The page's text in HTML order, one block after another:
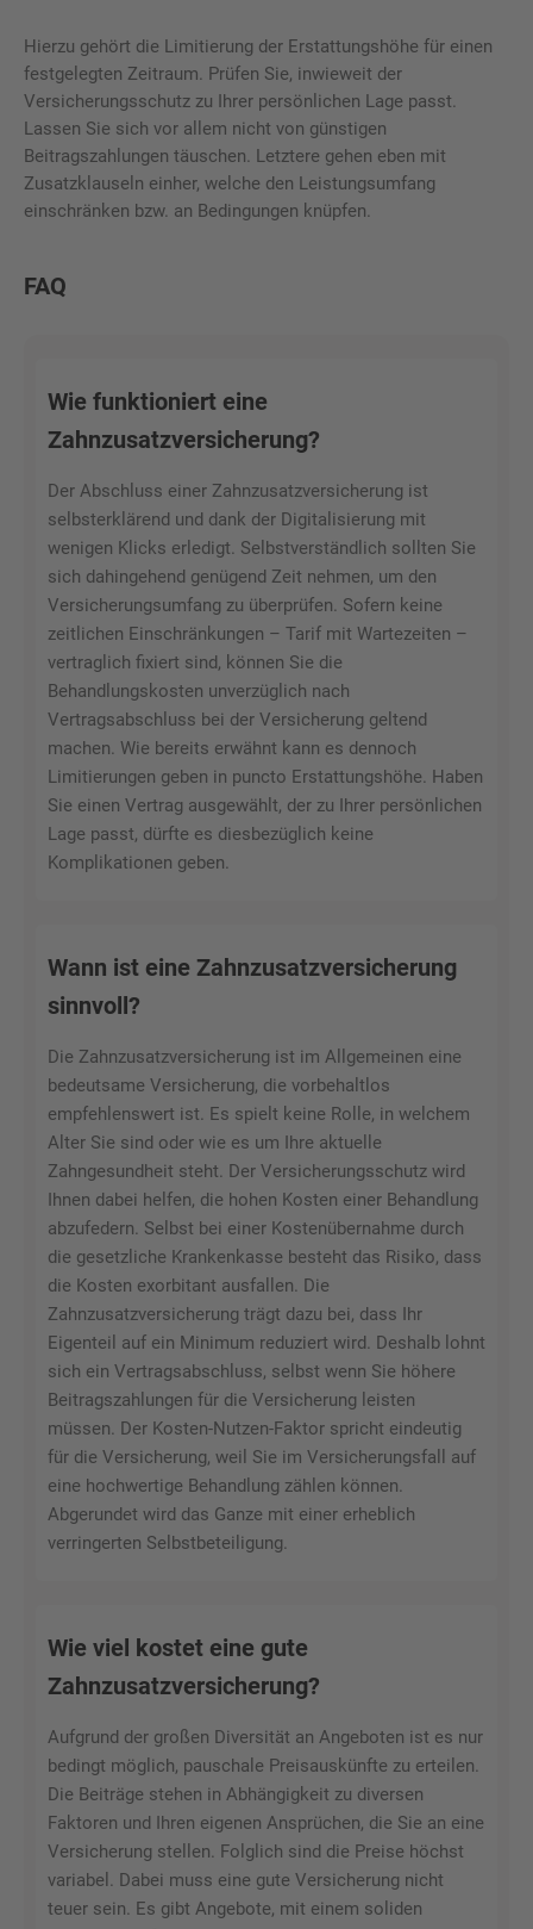
Hierzu gehört die Limitierung der Erstattungshöhe für einen
festgelegten Zeitraum. Prüfen Sie, inwieweit der
Versicherungsschutz zu Ihrer persönlichen Lage passt.
Lassen Sie sich vor allem nicht von günstigen
Beitragszahlungen täuschen. Letztere gehen eben mit
Zusatzklauseln einher, welche den Leistungsumfang
einschränken bzw. an Bedingungen knüpfen.
FAQ
Wie funktioniert eine
Zahnzusatzversicherung?
Der Abschluss einer Zahnzusatzversicherung ist
selbsterklärend und dank der Digitalisierung mit
wenigen Klicks erledigt. Selbstverständlich sollten Sie
sich dahingehend genügend Zeit nehmen, um den
Versicherungsumfang zu überprüfen. Sofern keine
zeitlichen Einschränkungen – Tarif mit Wartezeiten –
vertraglich fixiert sind, können Sie die
Behandlungskosten unverzüglich nach
Vertragsabschluss bei der Versicherung geltend
machen. Wie bereits erwähnt kann es dennoch
Limitierungen geben in puncto Erstattungshöhe. Haben
Sie einen Vertrag ausgewählt, der zu Ihrer persönlichen
Lage passt, dürfte es diesbezüglich keine
Komplikationen geben.
Wann ist eine Zahnzusatzversicherung
sinnvoll?
Die Zahnzusatzversicherung ist im Allgemeinen eine
bedeutsame Versicherung, die vorbehaltlos
empfehlenswert ist. Es spielt keine Rolle, in welchem
Alter Sie sind oder wie es um Ihre aktuelle
Zahngesundheit steht. Der Versicherungsschutz wird
Ihnen dabei helfen, die hohen Kosten einer Behandlung
abzufedern. Selbst bei einer Kostenübernahme durch
die gesetzliche Krankenkasse besteht das Risiko, dass
die Kosten exorbitant ausfallen. Die
Zahnzusatzversicherung trägt dazu bei, dass Ihr
Eigenteil auf ein Minimum reduziert wird. Deshalb lohnt
sich ein Vertragsabschluss, selbst wenn Sie höhere
Beitragszahlungen für die Versicherung leisten
müssen. Der Kosten-Nutzen-Faktor spricht eindeutig
für die Versicherung, weil Sie im Versicherungsfall auf
eine hochwertige Behandlung zählen können.
Abgerundet wird das Ganze mit einer erheblich
verringerten Selbstbeteiligung.
Wie viel kostet eine gute
Zahnzusatzversicherung?
Aufgrund der großen Diversität an Angeboten ist es nur
bedingt möglich, pauschale Preisauskünfte zu erteilen.
Die Beiträge stehen in Abhängigkeit zu diversen
Faktoren und Ihren eigenen Ansprüchen, die Sie an eine
Versicherung stellen. Folglich sind die Preise höchst
variabel. Dabei muss eine gute Versicherung nicht
teuer sein. Es gibt Angebote, mit einem soliden